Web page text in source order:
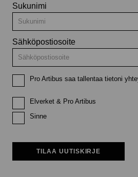
Sukunimi
Sähköpostiosoite
Pro Artibus saa tallentaa tietoni
Elverket & Pro Artibus
Sinne
TILAA UUTISKIRJE